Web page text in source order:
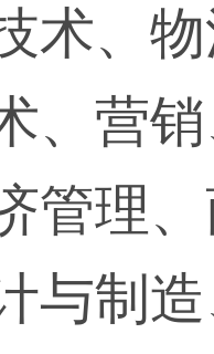
术、
、营
管理
与制